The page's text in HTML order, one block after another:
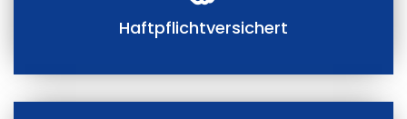
Haftpflichtversichert